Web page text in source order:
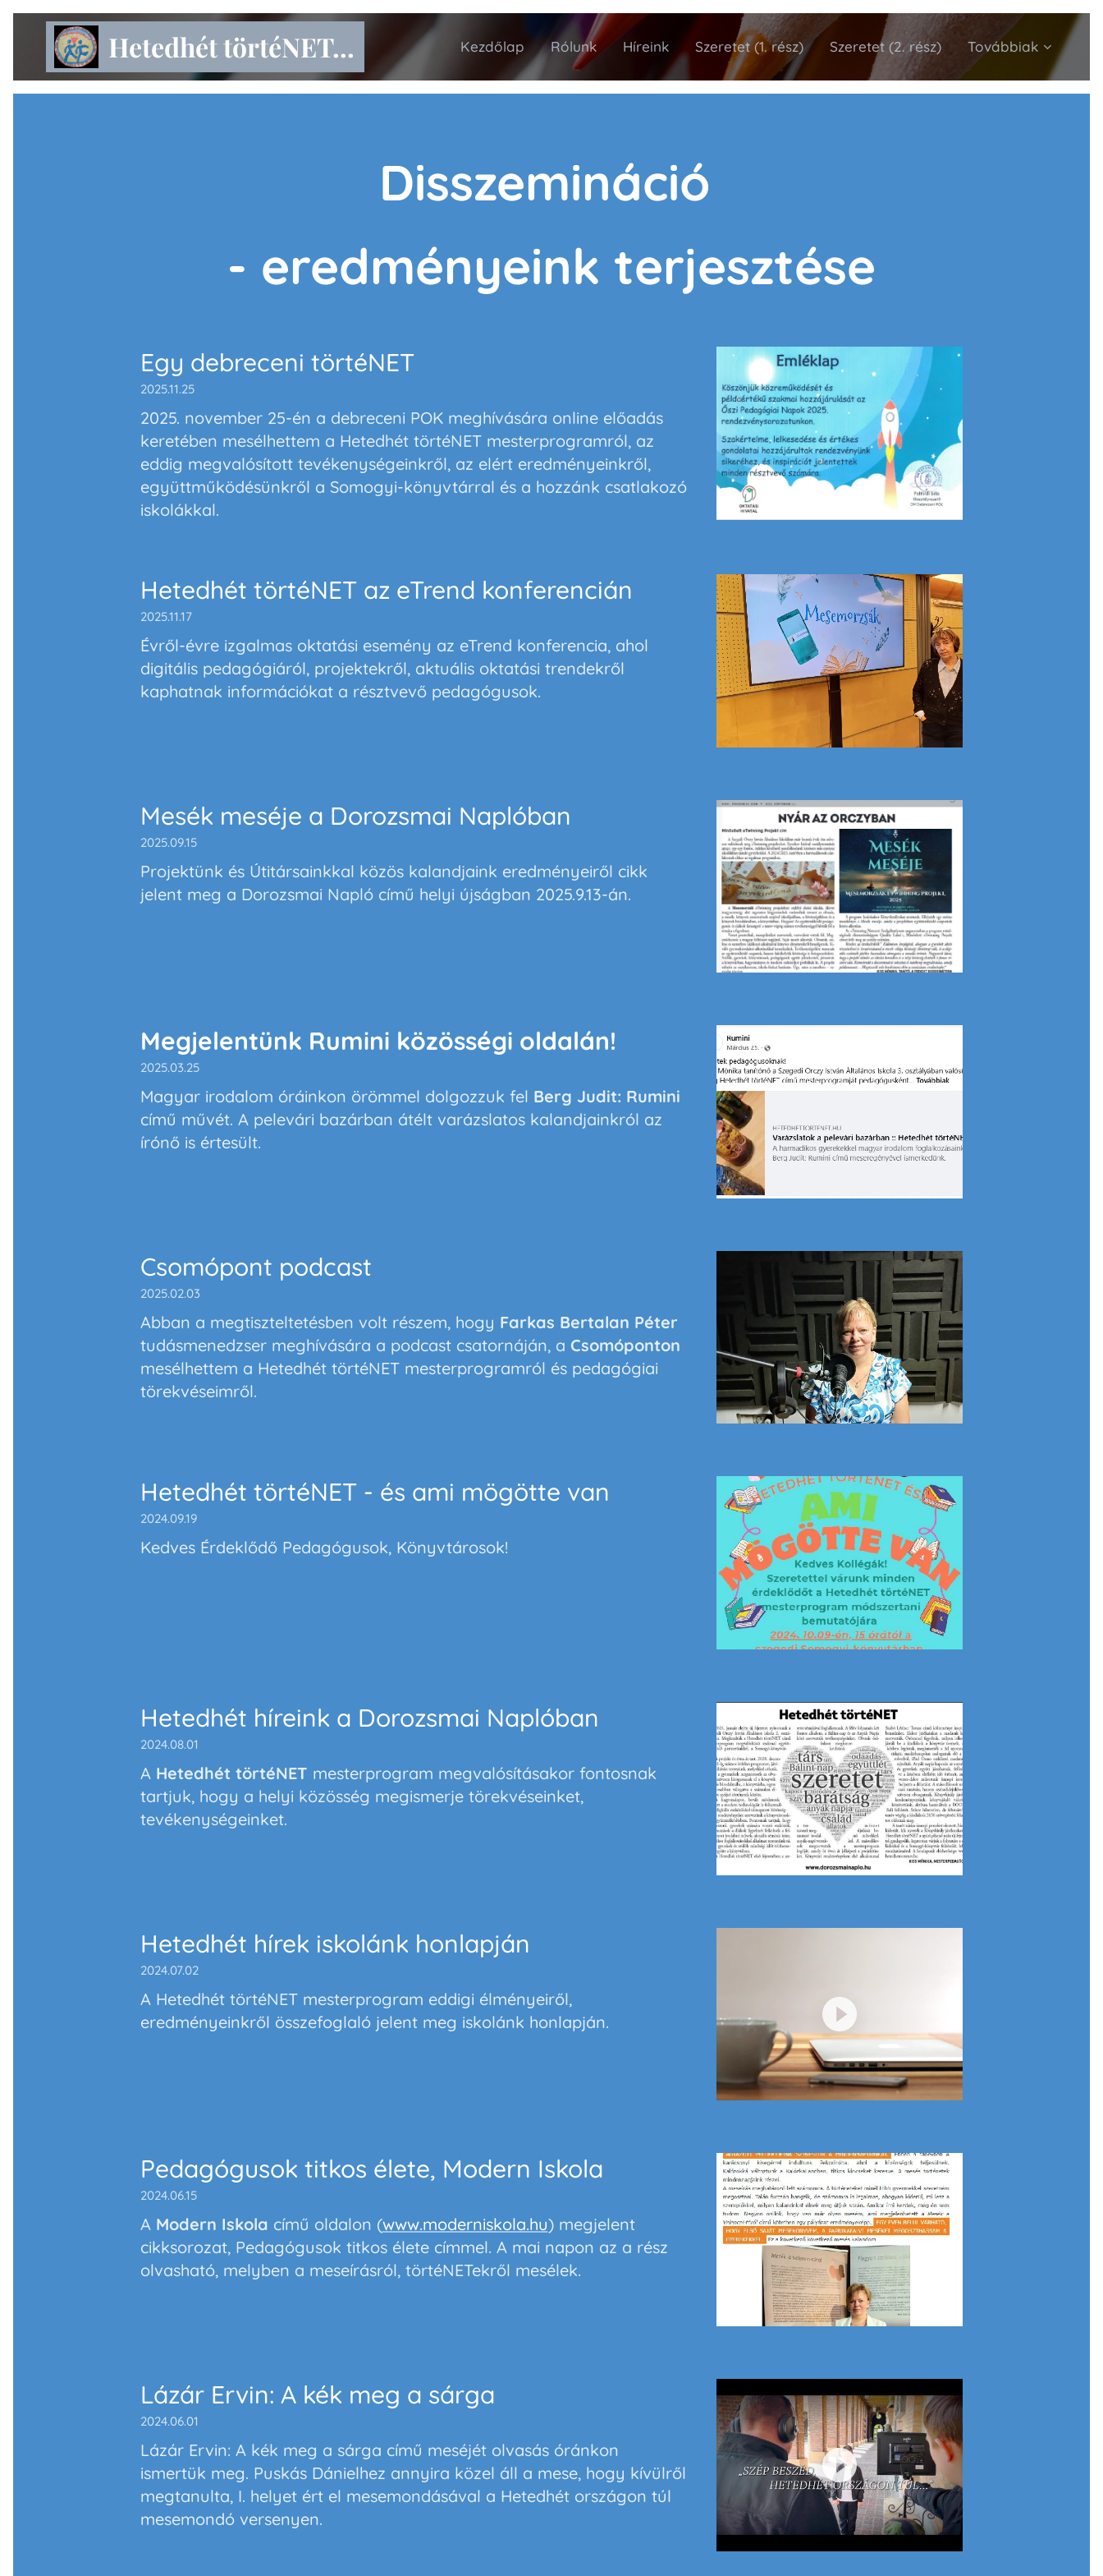
Hetedhét törtéNET... Kezdőlap Rólunk Híreink Szeretet (1. rész) Szeretet (2. rész) Továbbiak
Disszemináció
- eredményeink terjesztése
Egy debreceni törtéNET
2025.11.25
2025. november 25-én a debreceni POK meghívására online előadás
keretében mesélhettem a Hetedhét törtéNET mesterprogramról, az
eddig megvalósított tevékenységeinkről, az elért eredményeinkről,
együttműködésünkről a Somogyi-könyvtárral és a hozzánk csatlakozó
iskolákkal.
Hetedhét törtéNET az eTrend konferencián
2025.11.17
Évről-évre izgalmas oktatási esemény az eTrend konferencia, ahol
digitális pedagógiáról, projektekről, aktuális oktatási trendekről
kaphatnak információkat a résztvevő pedagógusok.
Mesék meséje a Dorozsmai Naplóban
2025.09.15
Projektünk és Útitársainkkal közös kalandjaink eredményeiről cikk
jelent meg a Dorozsmai Napló című helyi újságban 2025.9.13-án.
Megjelentünk Rumini közösségi oldalán!
2025.03.25
Magyar irodalom óráinkon örömmel dolgozzuk fel Berg Judit: Rumini
című művét. A pelevári bazárban átélt varázslatos kalandjainkról az
írónő is értesült.
Csomópont podcast
2025.02.03
Abban a megtiszteltetésben volt részem, hogy Farkas Bertalan Péter
tudásmenedzsermeghívására a podcast csatornáján, a Csomóponton
mesélhettem a Hetedhét törtéNETmesterprogramról és pedagógiai
törekvéseimről.
Hetedhét törtéNET - és ami mögötte van
2024.09.19
Kedves Érdeklődő Pedagógusok, Könyvtárosok!
Hetedhét híreink a Dorozsmai Naplóban
2024.08.01
A Hetedhét törtéNET mesterprogram megvalósításakor fontosnak
tartjuk, hogy a helyi közösség megismerje törekvéseinket,
tevékenységeinket.
Hetedhét hírek iskolánk honlapján
2024.07.02
A Hetedhét törtéNET mesterprogram eddigi élményeiről,
eredményeinkről összefoglaló jelent meg iskolánk honlapján.
Pedagógusok titkos élete, Modern Iskola
2024.06.15
A Modern Iskola című oldalon (www.moderniskola.hu) megjelent
cikksorozat, Pedagógusok titkos életecímmel. A mai napon az a rész
olvasható, melyben a meseírásról, törtéNETekről mesélek.
Lázár Ervin: A kék meg a sárga
2024.06.01
Lázár Ervin: A kék meg a sárga című meséjét olvasás óránkon
ismertük meg. Puskás Dánielhez annyira közel áll a mese, hogy kívülről
megtanulta, I. helyet ért el mesemondásával a Hetedhét országon túl
mesemondó versenyen.